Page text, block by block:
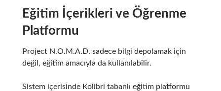
Eğitim İçerikleri ve Öğrenme
Platformu
Project N.O.M.A.D. sadece bilgi depolamak için
değil, eğitim amacıyla da kullanılabilir.
Sistem içerisinde Kolibri tabanlı eğitim platformu